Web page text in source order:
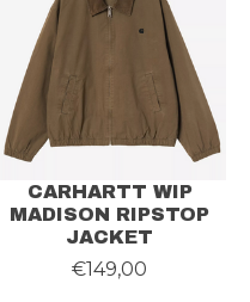
CARHARTT WIP
MADISON RIPSTOP
JACKET
€149,00